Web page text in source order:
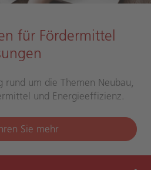
für Fördermittel
rund um die Themen Neubau,
und Energieeffizienz.
Sie mehr